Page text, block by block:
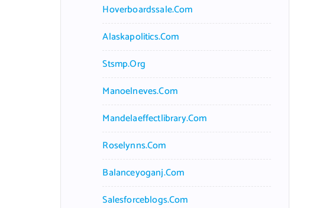
Hoverboardssale.com
Alaskapolitics.com
Stsmp.org
Manoelneves.com
Mandelaeffectlibrary.com
Roselynns.com
Balanceyoganj.com
Salesforceblogs.com